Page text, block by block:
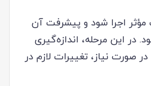
مؤثر اجرا شود و پیشرفت آن
در این مرحله، اندازه‌گیری
صورت نیاز، تغییرات لازم در